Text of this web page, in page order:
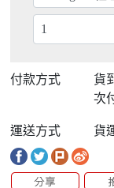
付款方式
貨
次
運送方式 貨